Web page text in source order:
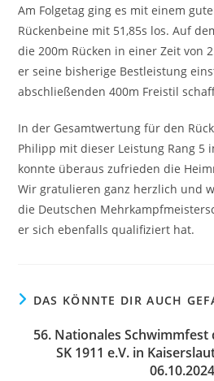
Am Folgetag ging es mit einem
Rückenbeine mit 51,85s los. Auf
die 200m Rücken in einer Zeit von
er seine bisherige Bestleistung
abschließenden 400m Freistil
In der Gesamtwertung für den
Philipp mit dieser Leistung Rang 5
konnte überaus zufrieden die
Wir gratulieren ganz herzlich und
die Deutschen
er sich ebenfalls qualifiziert hat.
DAS KÖNNTE DIR AUCH
56. Nationales
SK 1911 e.V. in
06.10.2024